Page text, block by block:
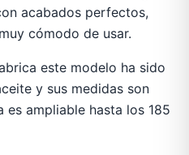
acabados perfectos,
cómodo de usar.
este modelo ha sido
y sus medidas son
ampliable hasta los 185